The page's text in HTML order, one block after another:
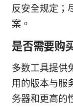
反安全规定；
案。
是否需要购
多数工具提供
用的版本与服
务器和更高的